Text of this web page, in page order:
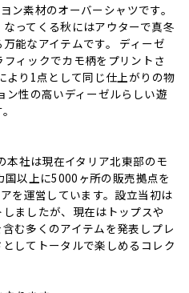
ン素材のオーバーシャツです。
ってくる秋にはアウターで真冬
能なアイテムです。 ディーゼ
ィックでカモ柄をプリントさ
より1点として同じ仕上がりの物
ン性の高いディーゼルらしい遊
本社は現在イタリア北東部のモ
以上に5000ヶ所の販売拠点を
を運営しています。設立当初は
ましたが、現在はトップスや
む多くのアイテムを発表しプレ
してトータルで楽しめるコレク